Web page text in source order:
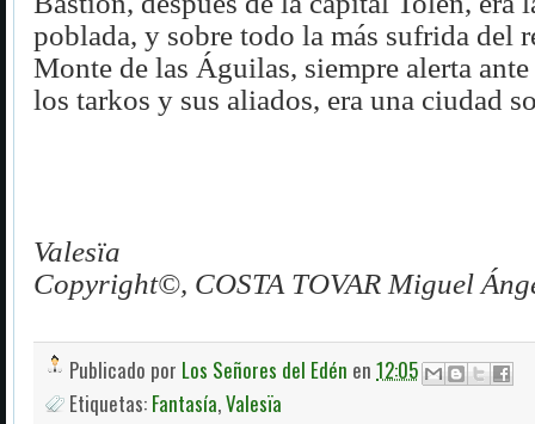
poblada, y sobre todo la más sufrida del
Monte de las Águilas, siempre alerta
los tarkos y sus aliados, era una ciudad
Valesïa
Copyright©, COSTA TOVAR Miguel
Publicado por Los Señores del Edén en 12:05
Etiquetas: Fantasía,Valesïa